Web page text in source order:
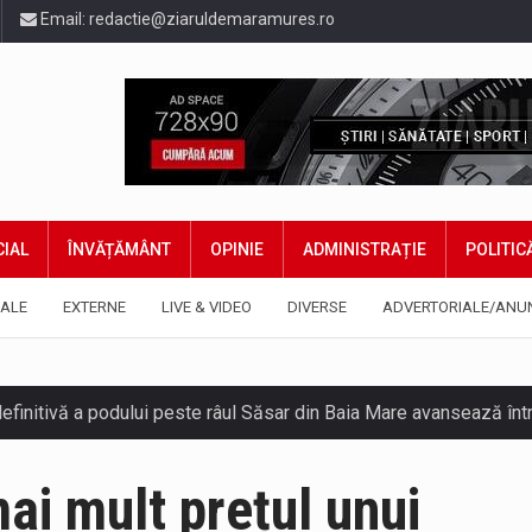
Email: redactie@ziaruldemaramures.ro
ÎNVĂȚĂMÂNT OPINIE ADMINISTRAȚIE
EXTERNE LIVE & VIDEO DIVERSE ADVERTORIALE/
națională pentru conservarea biodiversității a fost din nou
mult prețul unui